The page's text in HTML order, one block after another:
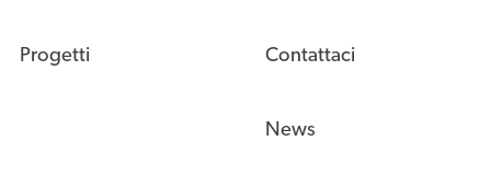
Progetti Contattaci
News